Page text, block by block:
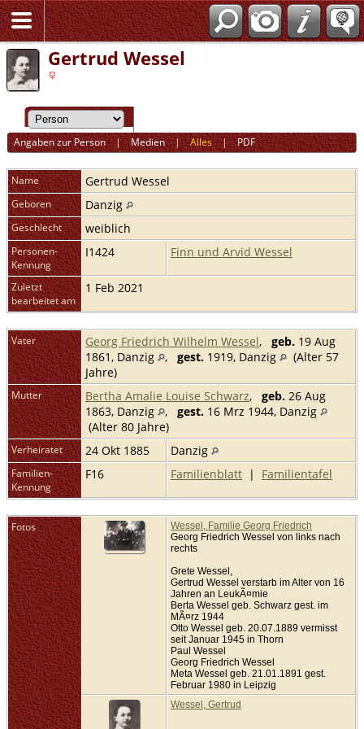
Gertrud Wessel
Angaben zur Person|Medien|Alles|PDF
Name Gertrud Wessel
Geboren Danzig
Geschlecht weiblich
Personen-
Kennung
I1424 Finn und Arvid Wessel
Zuletzt
bearbeitet am
1 Feb 2021
Vater Georg Friedrich Wilhelm Wessel, geb. 19 Aug
1861, Danzig
, gest. 1919, Danzig
(Alter 57
Jahre)
Mutter Bertha Amalie Louise Schwarz, geb. 26 Aug
1863, Danzig
, gest. 16 Mrz 1944, Danzig
(Alter 80 Jahre)
Verheiratet 24 Okt 1885 Danzig
Familien-
Kennung
F16 Familienblatt | Familientafel
Fotos
Wessel, Familie Georg Friedrich
Georg Friedrich Wessel von links nach
rechts
Grete Wessel,
Gertrud Wessel verstarb im Alter von 16
Jahren an LeukÃ¤mie
Berta Wessel geb. Schwarz gest. im
MÃ¤rz 1944
Otto Wessel geb. 20.07.1889 vermisst
seit Januar 1945 in Thorn
Paul Wessel
Georg Friedrich Wessel
Meta Wessel geb. 21.01.1891 gest.
Februar 1980 in Leipzig
Wessel, Gertrud